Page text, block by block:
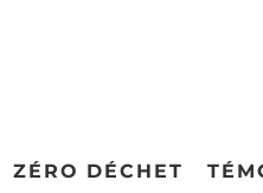
ZÉRO DÉCHET